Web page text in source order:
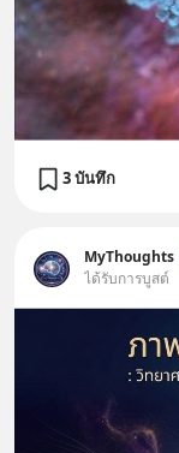
3 บันทึก
MyThoughts
ได้รับการบูสต์